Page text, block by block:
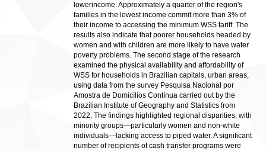
lowerincome. Approximately a quarter of the region's
families in the lowest income commit more than 3% of
their income to accessing the minimum WSS tariff. The
results also indicate that poorer households headed by
women and with children are more likely to have water
poverty problems. The second stage of the research
examined the physical availability and affordability of
WSS for households in Brazilian capitals, urban areas,
using data from the survey Pesquisa Nacional por
Amostra de Domicílios Contínua carried out by the
Brazilian Institute of Geography and Statistics from
2022. The findings highlighted regional disparities, with
minority groups—particularly women and non-white
individuals—lacking access to piped water. A significant
number of recipients of cash transfer programs were